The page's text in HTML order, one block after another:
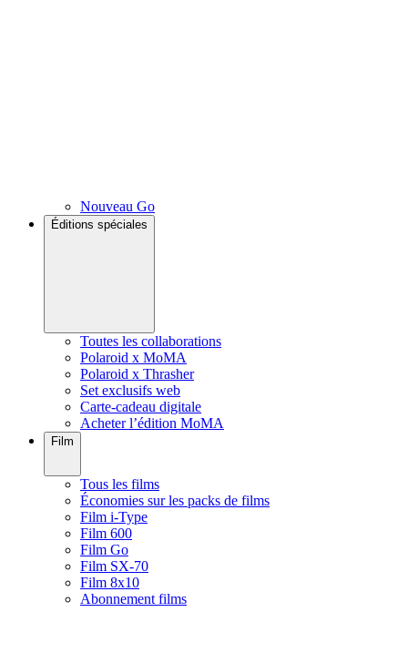
Nouveau Go
Éditions spéciales
Toutes les collaborations
Polaroid x MoMA
Polaroid x Thrasher
Set exclusifs web
Carte-cadeau digitale
Acheter l’édition MoMA
Film
Tous les films
Économies sur les packs de films
Film i-Type
Film 600
Film Go
Film SX-70
Film 8x10
Abonnement films